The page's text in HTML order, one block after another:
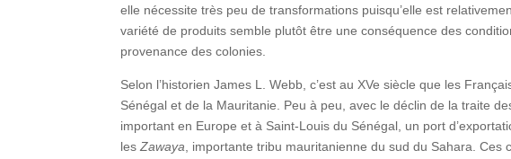
elle nécessite très peu de transformations puisqu’elle est
variété de produits semble plutôt être une conséquence des
provenance des colonies.
Selon l’historien James L. Webb, c’est au XVe siècle que les
Sénégal et de la Mauritanie. Peu à peu, avec le déclin de la traite
important en Europe et à Saint-Louis du Sénégal, un port
lesZawaya , importante tribu mauritanienne du sud du Sahara.